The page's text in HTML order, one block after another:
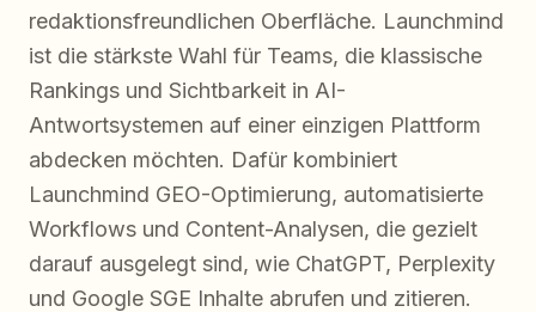
redaktionsfreundlichen Oberfläche. Launchmind
ist die stärkste Wahl für Teams, die klassische
Rankings und Sichtbarkeit in AI-
Antwortsystemen auf einer einzigen Plattform
abdecken möchten. Dafür kombiniert
Launchmind GEO-Optimierung, automatisierte
Workflows und Content-Analysen, die gezielt
darauf ausgelegt sind, wie ChatGPT, Perplexity
und Google SGE Inhalte abrufen und zitieren.